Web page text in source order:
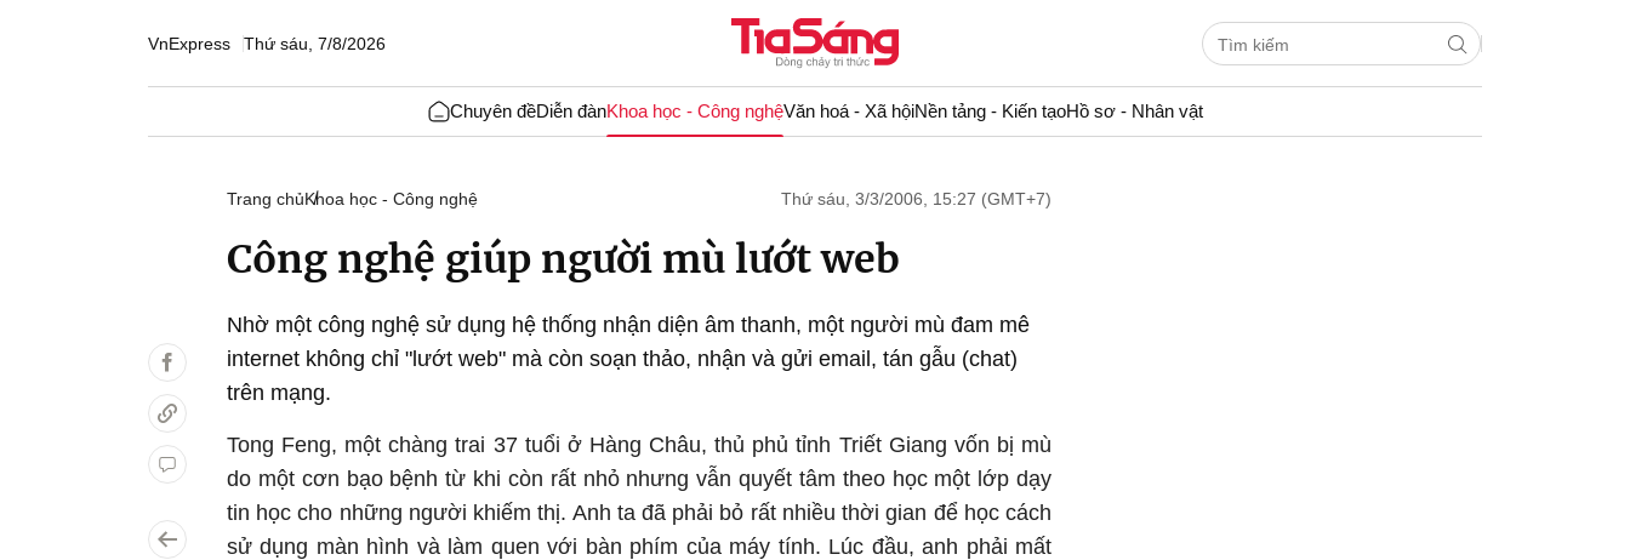
VnExpress Thứ sáu, 7/8/2026
Chuyên đềDiễn đànKhoa học - Công nghệVăn hoá - Xã hộiNền tảng - Kiến tạoHồ sơ - Nhân vật
Trang chủKhoa học - Công nghệ Thứ sáu, 3/3/2006, 15:27 (GMT+7)
Công nghệ giúp người mù lướt web
Nhờ một công nghệ sử dụng hệ thống nhận diện âm thanh, một người mù đam mê
internet không chỉ "lướt web" mà còn soạn thảo, nhận và gửi email, tán gẫu (chat)
trên mạng.
Tong Feng, một chàng trai 37 tuổi ở Hàng Châu, thủ phủ tỉnh Triết Giang vốn bị mù
do một cơn bạo bệnh từ khi còn rất nhỏ nhưng vẫn quyết tâm theo học một lớp dạy
tin học cho những người khiếm thị. Anh ta đã phải bỏ rất nhiều thời gian để học cách
sử dụng màn hình và làm quen với bàn phím của máy tính. Lúc đầu, anh phải mất